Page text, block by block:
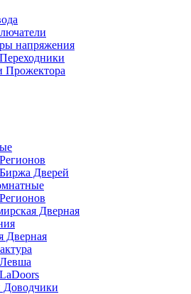
напряжения
Прожектора
Дверей
Дверная
Дверная
Доводчики